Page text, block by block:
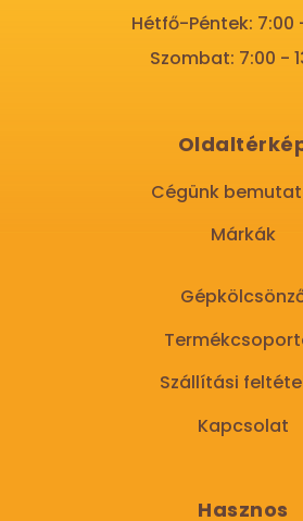
Hétfő-Péntek: 7:00
Szombat: 7:00 -
Cégünk
Márkák
Szállítási
Kapcsolat
Hasznos